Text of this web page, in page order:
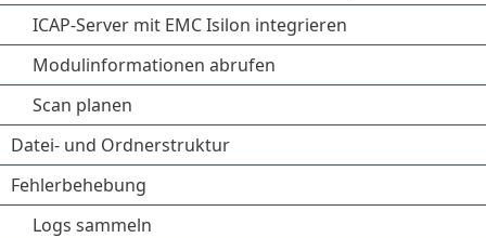
ICAP-Server mit EMC Isilon integrieren
Modulinformationen abrufen
Scan planen
Datei- und Ordnerstruktur
Fehlerbehebung
Logs sammeln